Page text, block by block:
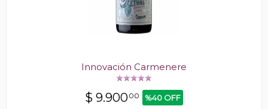
Innovación Carmenere
$ 9.90000 %40 OFF